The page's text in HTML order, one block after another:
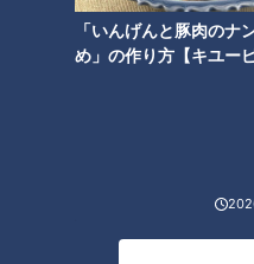
「いんげんと豚肉のナ
め」の作り方【キユー